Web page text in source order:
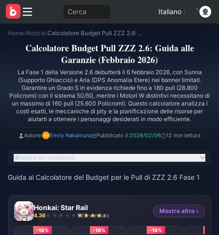
Cerca Italiano /
Home/Notizie/ Calcolatore Budget Pull ZZZ 2.6: Guida alle Garanzie (Febbraio 2026)
Calcolatore Budget Pull ZZZ 2.6: Guida alle
Garanzie (Febbraio 2026)
La Fase 1 della Versione 2.6 debutterà il 6 febbraio 2026, con Sunna
(Supporto Ghiaccio) e Aria (DPS Anomalia Etere) nei banner limitati.
Garantire un Grado S in evidenza richiede fino a 180 pull (28.800
Policromi) con il sistema 50/50, mentre i Motori W distintivi necessitano di
un massimo di 160 pull (25.600 Policromi). Questo calcolatore analizza i
costi esatti, le meccaniche di pity e la pianificazione delle risorse per
aiutarti a ottenere i personaggi desiderati in modo efficiente.
Autore: Emily Nakamura Pubblicato il:2026/02/06 12 min lettura
Indice dei contenuti
Guida al Calcolatore del Budget per le Pull di ZZZ 2.6 Fase 1
Honkai: Star Rail
4.36 928 venduto
Mostra altro ›
-16% -16% -16%